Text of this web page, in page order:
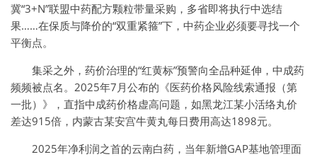
冀“3+N”联盟中药配方颗粒带量采购，多省即将执行中选结
果……在保质与降价的“双重紧箍”下，中药企业必须要寻找一个
平衡点。
集采之外，药价治理的“红黄标”预警向全品种延伸，中成药
频频被点名。2025年7月公布的《医药价格风险线索通报（第
一批）》，直指中成药价格虚高问题，如黑龙江某小活络丸价
差达915倍，内蒙古某安宫牛黄丸每日费用高达1898元。
2025年净利润之首的云南白药，当年新增GAP基地管理面